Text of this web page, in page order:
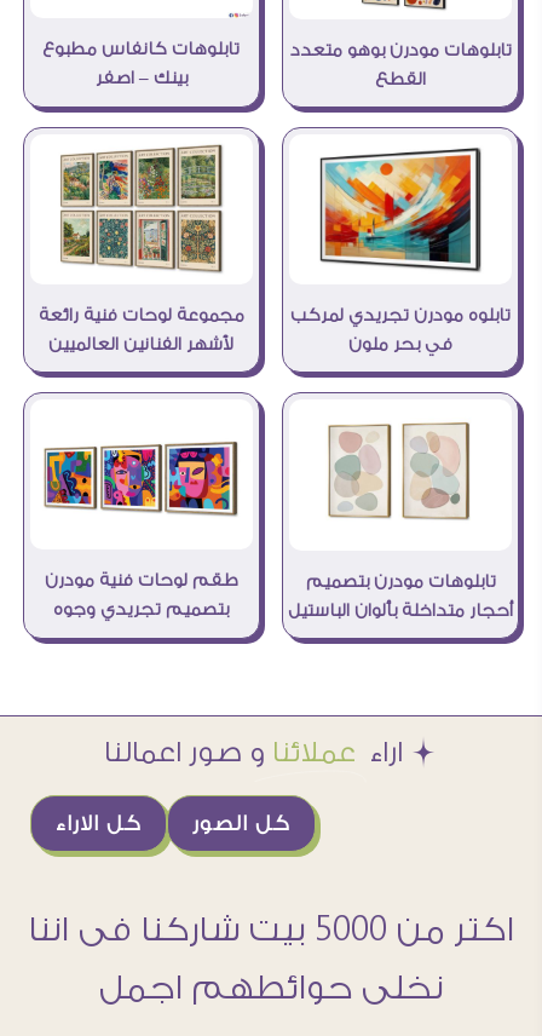
تابلوهات مودرن بوهو متعدد
القطع
تابلوهات كانفاس مطبوع
بينك – اصفر
تابلوه مودرن تجريدي لمركب
في بحر ملون
مجموعة لوحات فنية رائعة
لأشهر الفنانين العالميين
تابلوهات مودرن بتصميم
أحجار متداخلة بألوان الباستيل
طقم لوحات فنية مودرن
بتصميم تجريدي وجوه
Æ اراء عملائنا و صور اعمالنا
كل الاراء كل الصور
اكتر من 5000 بيت شاركنا فى اننا
نخلى حوائطهم اجمل